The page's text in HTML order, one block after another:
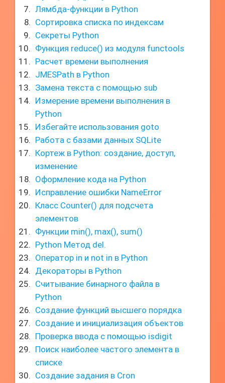
Лямбда-функции в Python
Сортировка списка по индексам
Секреты Python
Функция reduce() из модуля functools
Расчет времени выполнения
JMESPath в Python
Замена текста с помощью sub
Измерение времени выполнения в
Python
Избегайте использования goto
Работа с базами данных SQLite
Кортеж в Python: создание, доступ,
изменение
Оформление кода на Python
Исправление ошибки NameError
Класс Counter() для подсчета
элементов
Функции min(), max(), sum()
Python Метод del.
Оператор in и not in в Python
Декораторы в Python
Считывание бинарного файла в
Python
Создание функций высшего порядка
Создание и инициализация объектов
Проверка ввода с помощью isdigit
Поиск наиболее частого элемента в
списке
Создание задания в Cron